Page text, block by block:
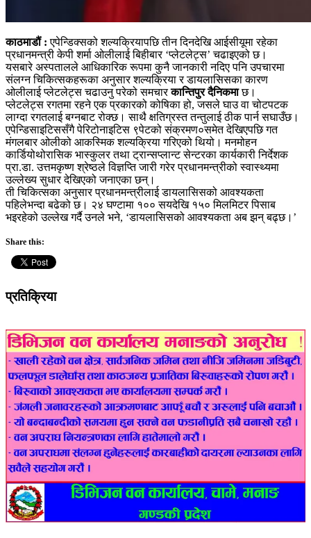
काठमाडौं : एपेन्डिक्सको शल्यक्रियापछि तीन दिनदेखि आईसीयूमा रहेका
प्रधानमन्त्री केपी शर्मा ओलीलाई बिहीबार ‘प्लेटलेट्स’ चढाइएको छ।
यसबारे अस्पतालले आधिकारिक रूपमा कुनै जानकारी नदिए पनि उपचारमा
संलग्न चिकित्सकहरूका अनुसार शल्यक्रिया र डायलासिसका कारण
ओलीलाई प्लेटलेट्स चढाउनु परेको समचारकान्तिपुर दैनिकमाछ।
प्लेटलेट्स रगतमा रहने एक प्रकारको कोषिका हो, जसले घाउ वा चोटपटक
लाग्दा रगतलाई बग्नबाट रोक्छ। साथै क्षतिग्रस्त तन्तुलाई ठीक पार्न सघाउँछ।
एपेन्डिसाइटिससँगै पेरिटोनाइटिस ९पेटको संक्रमण०समेत देखिएपछि गत
मंगलबार ओलीको आकस्मिक शल्यक्रिया गरिएको थियो। मनमोहन
कार्डियोथोरासिक भास्कुलर तथा ट्रान्सप्लान्ट सेन्टरका कार्यकारी निर्देशक
प्रा.डा. उत्तमकृष्ण श्रेष्ठले विज्ञप्ति जारी गरेर प्रधानमन्त्रीको स्वास्थ्यमा
उल्लेख्य सुधार देखिएको जनाएका छन्।
ती चिकित्सका अनुसार प्रधानमन्त्रीलाई डायलासिसको आवश्यकता
पहिलेभन्दा बढेको छ। २४ घण्टामा १०० सयदेखि १५० मिलमिटर पिसाब
भइरहेको उल्लेख गर्दै उनले भने, ‘डायलासिसको आवश्यकता अब झन् बढ्छ।’
Share this:
प्रतिक्रिया